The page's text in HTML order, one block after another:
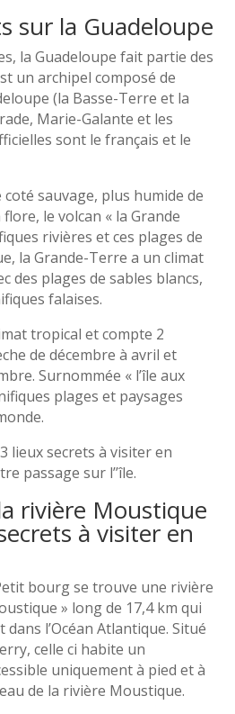
sur la Guadeloupe
la Guadeloupe fait partie des
un archipel composé de
(la Basse-Terre et la
Marie-Galante et les
sont le français et le
coté sauvage, plus humide de
flore, le volcan « la Grande
rivières et ces plages de
la Grande-Terre a un climat
des plages de sables blancs,
falaises.
tropical et compte 2
de décembre à avril et
Surnommée « l’île aux
plages et paysages
lieux secrets à visiter en
passage sur l’’île.
rivière Moustique
à visiter en
bourg se trouve une rivière
» long de 17,4 km qui
l’Océan Atlantique. Situé
celle ci habite un
uniquement à pied et à
de la rivière Moustique.